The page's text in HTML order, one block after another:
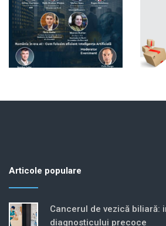
Articole populare
Cancerul de vezică biliară:
diagnosticului precoce